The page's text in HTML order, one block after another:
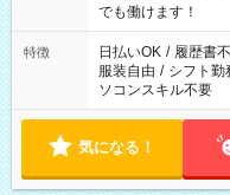
象となります ※労働
り、短時間・短期
でも働けます！
特徴 日払いOK / 履歴書
服装自由 / シフト勤
ソコンスキル不要
気になる！